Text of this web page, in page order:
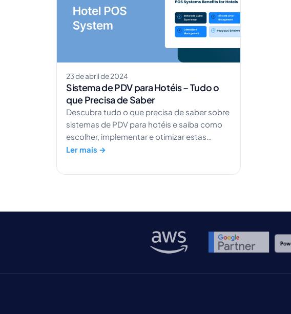
23 de abril de 2024
Sistema de PDV para Hotéis – Tudo o
que Precisa de Saber
Descubra tudo o que precisa de saber sobre
sistemas de PDV para hotéis e saiba como
escolher, implementar e otimizar estas
soluções para melhorar a experiência dos
Ler mais →